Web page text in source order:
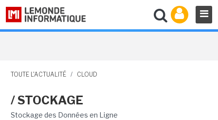
TOUTE L'ACTUALITÉ / CLOUD
/ STOCKAGE
Stockage des Données en Ligne